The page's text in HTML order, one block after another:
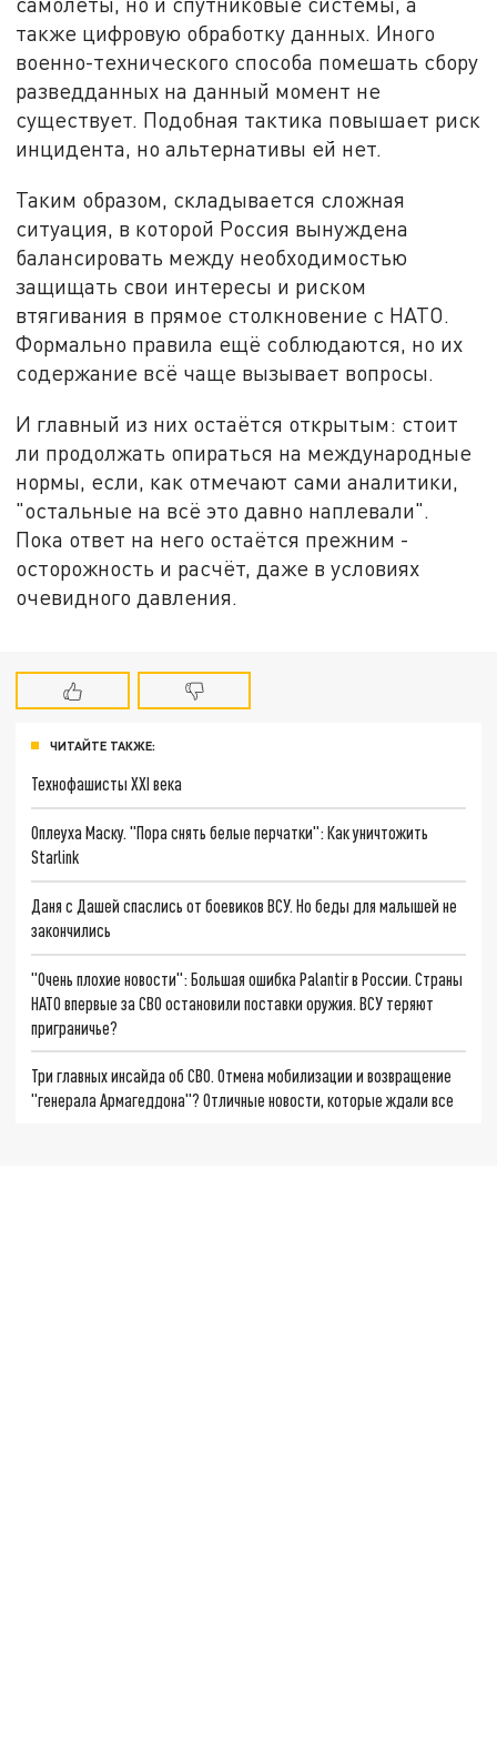
также цифровую обработку данных. Иного
военно-технического способа помешать сбору
разведданных на данный момент не
существует. Подобная тактика повышает риск
инцидента, но альтернативы ей нет.
Таким образом, складывается сложная
ситуация, в которой Россия вынуждена
балансировать между необходимостью
защищать свои интересы и риском
втягивания в прямое столкновение с НАТО.
Формально правила ещё соблюдаются, но их
содержание всё чаще вызывает вопросы.
И главный из них остаётся открытым: стоит
ли продолжать опираться на международные
нормы, если, как отмечают сами аналитики,
"остальные на всё это давно наплевали".
Пока ответ на него остаётся прежним -
осторожность и расчёт, даже в условиях
очевидного давления.
ЧИТАЙТЕ ТАКЖЕ:
Технофашисты XXI века
Оплеуха Маску. "Пора снять белые перчатки": Как уничтожить
Starlink
Даня с Дашей спаслись от боевиков ВСУ. Но беды для малышей не
закончились
"Очень плохие новости": Большая ошибка Palantir в России. Страны
НАТО впервые за СВО остановили поставки оружия. ВСУ теряют
приграничье?
Три главных инсайда об СВО. Отмена мобилизации и возвращение
"генерала Армагеддона"? Отличные новости, которые ждали все